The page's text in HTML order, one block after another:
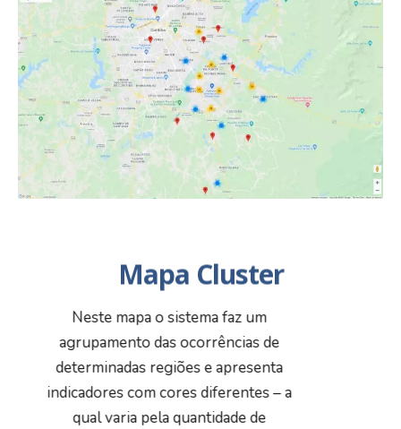
Mapa Cluster
Neste mapa o sistema faz um
agrupamento das ocorrências de
determinadas regiões e apresenta
indicadores com cores diferentes – a
qual varia pela quantidade de